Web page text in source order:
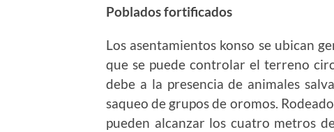
Poblados fortificados
Los asentamientos konso se ubican
que se puede controlar el terreno
debe a la presencia de animales
saqueo de grupos de oromos.
pueden alcanzar los cuatro metros